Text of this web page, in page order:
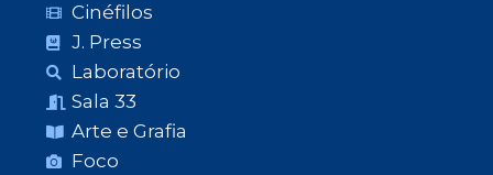
Cinéfilos
J. Press
Laboratório
Sala 33
Arte e Grafia
Foco